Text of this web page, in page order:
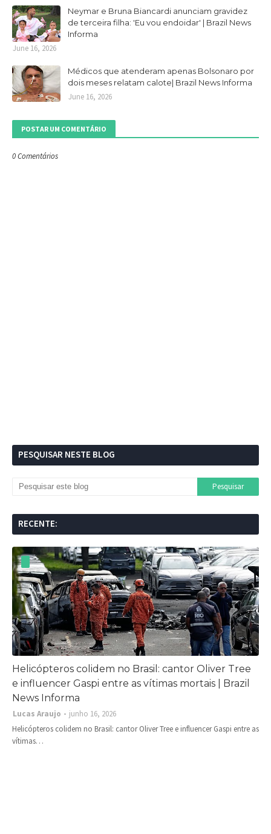
Neymar e Bruna Biancardi anunciam gravidez
de terceira filha: 'Eu vou endoidar' | Brazil News
Informa
June 16, 2026
Médicos que atenderam apenas Bolsonaro por
dois meses relatam calote| Brazil News Informa
June 16, 2026
POSTAR UM COMENTÁRIO
0 Comentários
PESQUISAR NESTE BLOG
RECENTE:
Helicópteros colidem no Brasil: cantor Oliver Tree
e influencer Gaspi entre as vítimas mortais | Brazil
News Informa
Lucas Araujo
junho 16, 2026
Helicópteros colidem no Brasil: cantor Oliver Tree e influencer Gaspi entre as
vítimas…